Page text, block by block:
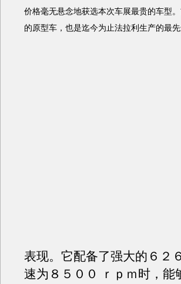
价格毫无悬念地获选本次车展最贵的车型
的原型车，也是迄今为止法拉利生产的最先
表现。它配备了强大的６２
速为８５００ ｒｐｍ时，